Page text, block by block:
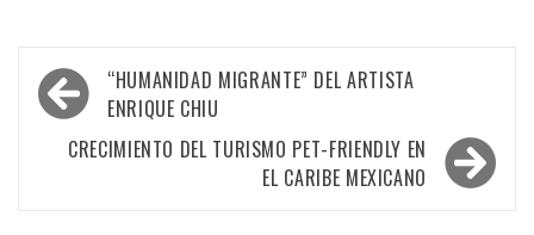
Navegación
de
entradas
“HUMANIDAD MIGRANTE” DEL ARTISTA
ENRIQUE CHIU
CRECIMIENTO DEL TURISMO PET-FRIENDLY EN
EL CARIBE MEXICANO